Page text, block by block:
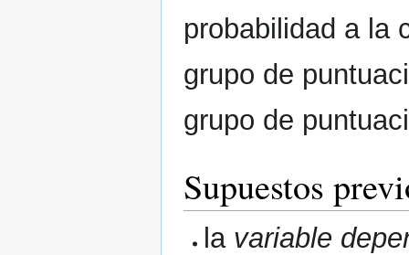
probabilidad a la
grupo de
grupo de
Supuestos
la variable